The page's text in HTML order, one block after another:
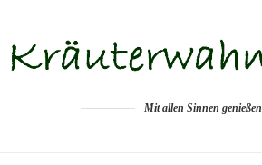
Mit allen Sinnen genießen